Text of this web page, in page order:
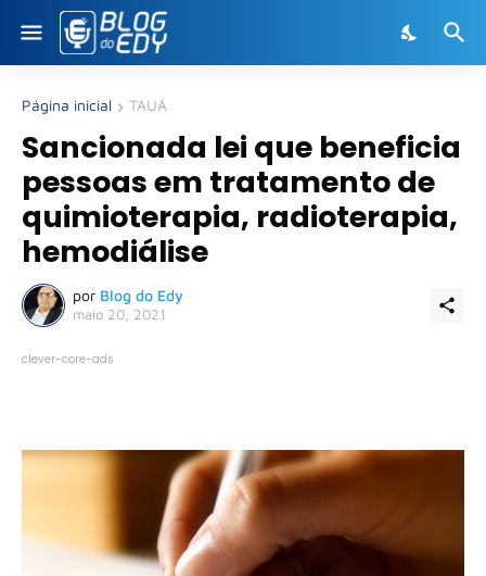
Página inicial TAUÁ
Sancionada lei que beneficia
pessoas em tratamento de
quimioterapia, radioterapia,
hemodiálise
por Blog do Edy
maio 20, 2021
clever-core-ads